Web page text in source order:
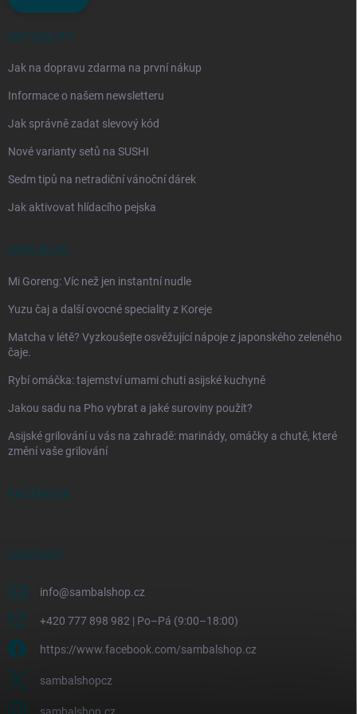
AKTUALITY
Jak na dopravu zdarma na první nákup
Informace o našem newsletteru
Jak správně zadat slevový kód
Nové varianty setů na SUSHI
Sedm tipů na netradiční vánoční dárek
Jak aktivovat hlídacího pejska
ASIA BLOG
Mi Goreng: Víc než jen instantní nudle
Yuzu čaj a další ovocné speciality z Koreje
Matcha v létě? Vyzkoušejte osvěžující nápoje z japonského zeleného
čaje.
Rybí omáčka: tajemství umami chuti asijské kuchyně
Jakou sadu na Pho vybrat a jaké suroviny použít?
Asijské grilování u vás na zahradě: marinády, omáčky a chutě, které
změní vaše grilování
FACEBOOK
KONTAKT
info@sambalshop.cz
+420 777 898 982 | Po–Pá (9:00–18:00)
https://www.facebook.com/sambalshop.cz
sambalshopcz
sambalshop.cz